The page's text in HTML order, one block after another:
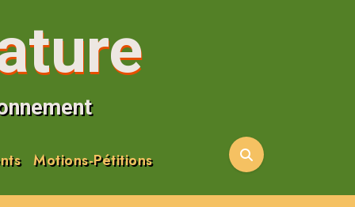
Motions-Pétitions